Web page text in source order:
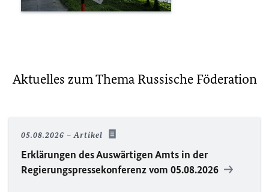
Aktuelles zum Thema Russische Föderation
05.08.2026 Artikel
Erklärungen des Auswärtigen Amts in der
Regierungspressekonferenz vom 05.08.2026